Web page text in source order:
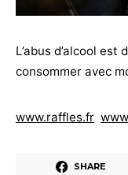
L’abus d’alcool
consommer avec
www.raffles.fr
SHARE